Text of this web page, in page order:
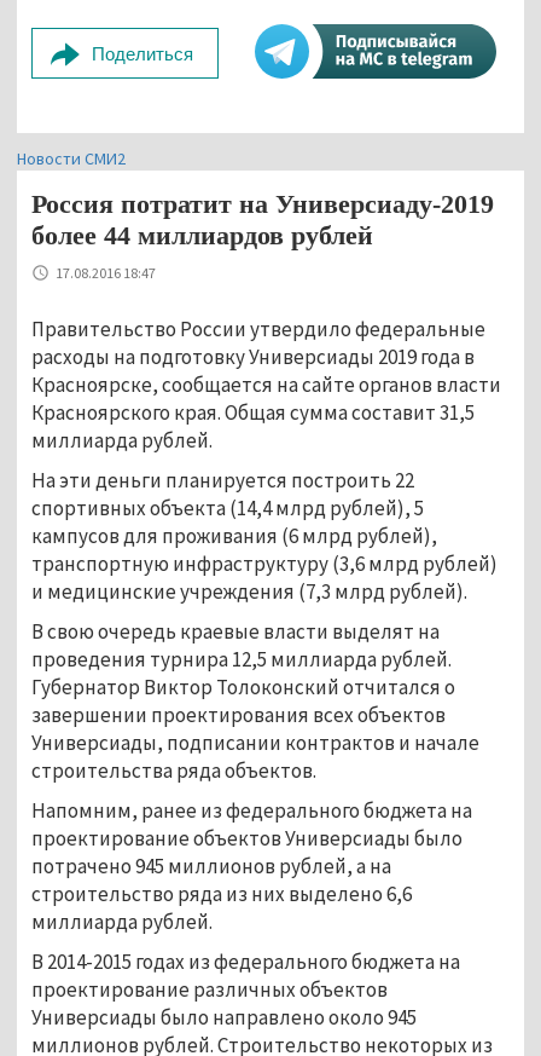
Поделиться
Новости СМИ2
Россия потратит на Универсиаду-2019
более 44 миллиардов рублей
17.08.2016 18:47
Правительство России утвердило федеральные
расходы на подготовку Универсиады 2019 года в
Красноярске, сообщается на сайте органов власти
Красноярского края. Общая сумма составит 31,5
миллиарда рублей.
На эти деньги планируется построить 22
спортивных объекта (14,4 млрд рублей), 5
кампусов для проживания (6 млрд рублей),
транспортную инфраструктуру (3,6 млрд рублей)
и медицинские учреждения (7,3 млрд рублей).
В свою очередь краевые власти выделят на
проведения турнира 12,5 миллиарда рублей.
Губернатор Виктор Толоконский отчитался о
завершении проектирования всех объектов
Универсиады, подписании контрактов и начале
строительства ряда объектов.
Напомним, ранее из федерального бюджета на
проектирование объектов Универсиады было
потрачено 945 миллионов рублей, а на
строительство ряда из них выделено 6,6
миллиарда рублей.
В 2014-2015 годах из федерального бюджета на
проектирование различных объектов
Универсиады было направлено около 945
миллионов рублей. Строительство некоторых из